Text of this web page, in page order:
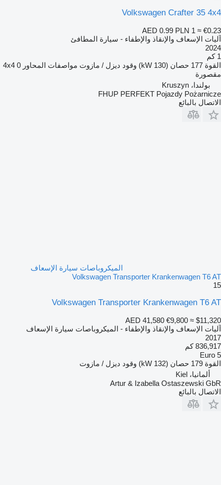
Volkswagen Crafter 35 4x4
AED 0.99 PLN 1 ≈ €0.23
آليات الإسعاف والإنقاذ والإطفاء - سيارة المطافئ
2024
1 كم
القوة 177 حصان (130 kW) وقود ديزل / مازوت مواصفات المحاور 4x4 0
مقصورة
بولندا، Kruszyn
FHUP PERFEKT Pojazdy Pożarnicze
الاتصال بالبائع
الميكروباصات سيارة الإسعاف
Volkswagen Transporter Krankenwagen T6 AT
15
Volkswagen Transporter Krankenwagen T6 AT
AED 41,580 €9,800 ≈ $11,320
آليات الإسعاف والإنقاذ والإطفاء - الميكروباصات سيارة الإسعاف
2017
836,917 كم
Euro 5
القوة 179 حصان (132 kW) وقود ديزل / مازوت
ألمانيا، Kiel
Artur & Izabella Ostaszewski GbR
الاتصال بالبائع